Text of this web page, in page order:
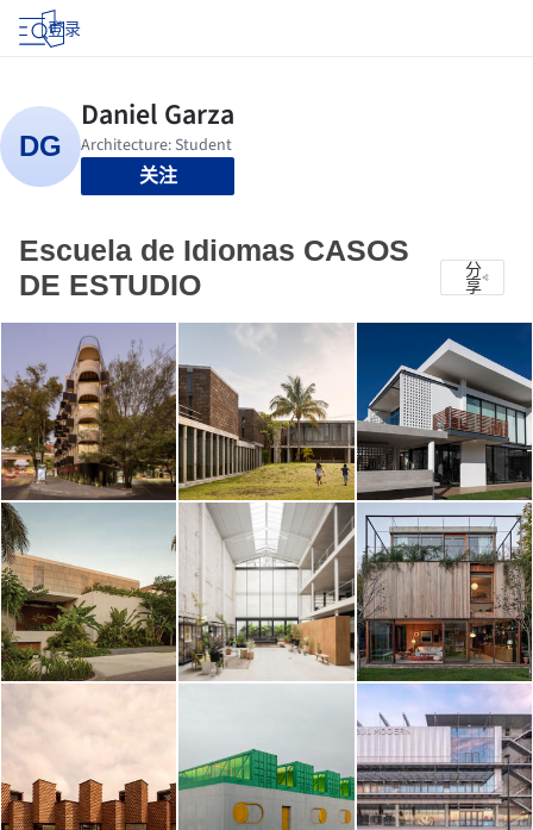
登录
关注
Escuela de Idiomas CASOS
DE ESTUDIO
分
享